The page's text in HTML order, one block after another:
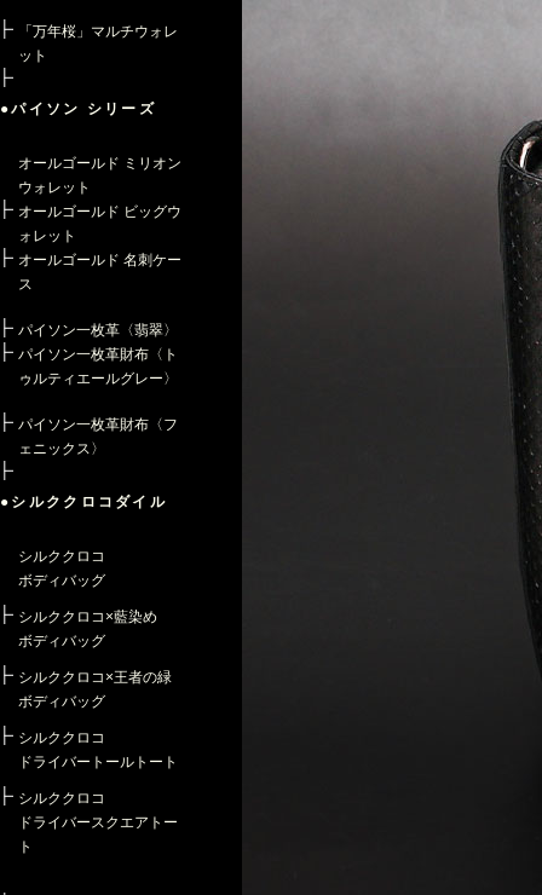
「万年桜」マルチウォレ
ット
●パイソン シリーズ
オールゴールド ミリオン
ウォレット
オールゴールド ビッグウ
ォレット
オールゴールド 名刺ケー
ス
パイソン一枚革〈翡翠〉
パイソン一枚革財布〈ト
ゥルティエールグレー〉
パイソン一枚革財布〈フ
ェニックス〉
●シルククロコダイル
シルククロコ
ボディバッグ
シルククロコ×藍染め
ボディバッグ
シルククロコ×王者の緑
ボディバッグ
シルククロコ
ドライバートールトート
シルククロコ
ドライバースクエアトー
ト